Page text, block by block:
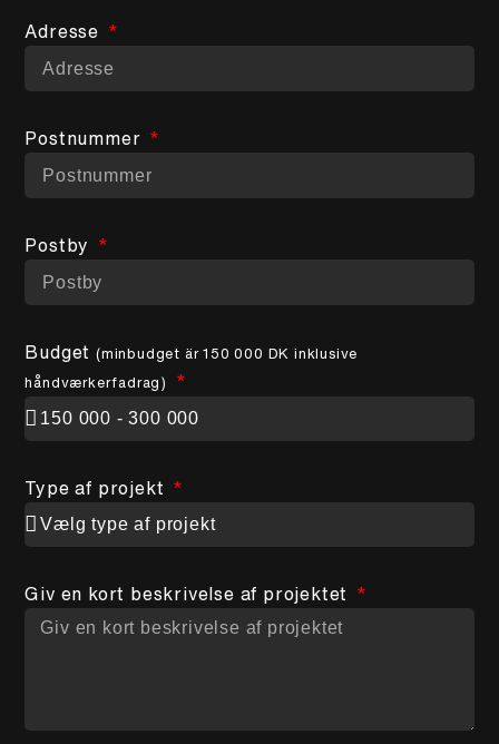
Adresse
Postnummer
Postby
Budget(minbudget är 150 000 DK inklusive
håndværkerfadrag)
Type af projekt
Giv en kort beskrivelse af projektet